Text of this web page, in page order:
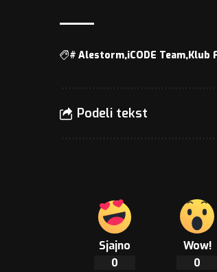
# Alestorm iCODE Team Klub
Podeli tekst
Sjajno
0
Wow!
0